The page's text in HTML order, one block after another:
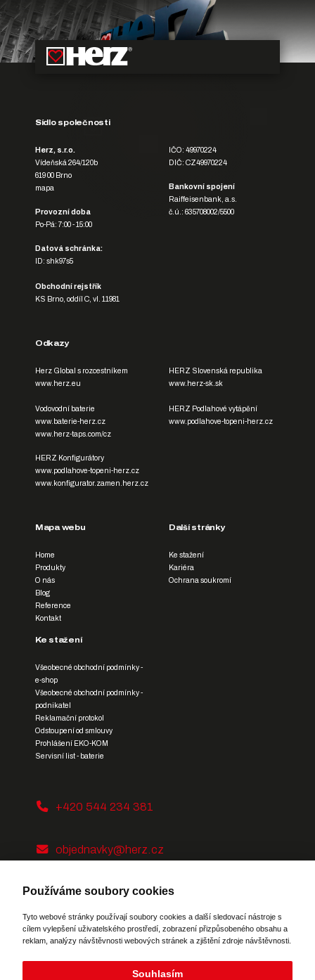
Používáme soubory cookies
Tyto webové stránky používají soubory cookies a další sledovací nástroje s
cílem vylepšení uživatelského prostředí, zobrazení přizpůsobeného obsahu a
reklam, analýzy návštěvnosti webových stránek a zjištění zdroje návštěvnosti.
Souhlasím
Sídlo společnosti
Herz, s.r.o.
Vídeňská 264/120b
619 00 Brno
mapa
Provozní doba
Po-Pá: 7:00 - 15:00
IČO: 49970224
DIČ: CZ49970224
Bankovní spojení
Raiffeisenbank, a.s.
č.ú.: 635708002/5500
Datová schránka:
ID: shk97s5
Obchodní rejstřík
KS Brno, oddíl C, vl. 11981
Odkazy
Herz Global s rozcestníkem
www.herz.eu
Vodovodní baterie
www.baterie-herz.cz
www.herz-taps.com/cz
HERZ Slovenská republika
www.herz-sk.sk
HERZ Podlahové vytápění
www.podlahove-topeni-herz.cz
HERZ Konfigurátory
www.podlahove-topeni-herz.cz
www.konfigurator.zamen.herz.cz
Mapa webu
Home
Produkty
O nás
Blog
Reference
Kontakt
Další stránky
Ke stažení
Kariéra
Ochrana soukromí
Ke stažení
Všeobecné obchodní podmínky -
e-shop
Všeobecné obchodní podmínky -
podnikatel
Reklamační protokol
Odstoupení od smlouvy
Prohlášení EKO-KOM
Servisní list - baterie
+420 544 234 381
objednavky@herz.cz